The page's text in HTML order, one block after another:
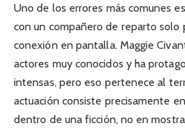
Uno de los errores más comunes
con un compañero de reparto solo
conexión en pantalla. Maggie
actores muy conocidos y ha
intensas, pero eso pertenece al
actuación consiste precisamente
dentro de una ficción, no en